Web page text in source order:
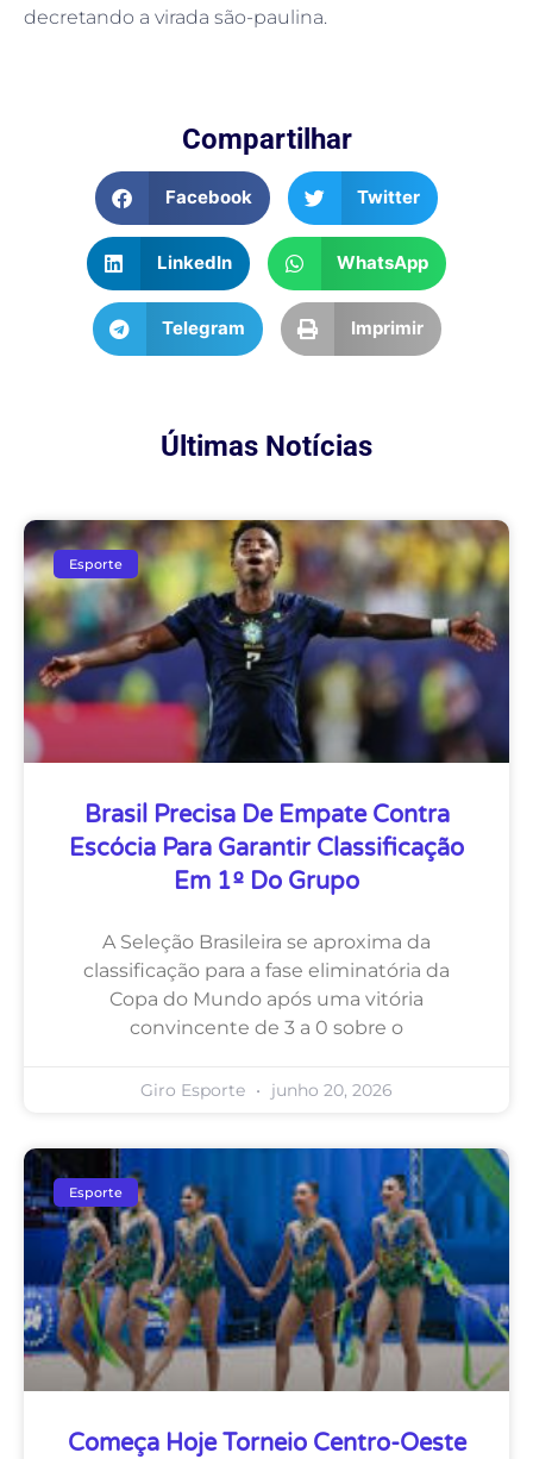
decretando a virada são-paulina.
Compartilhar
Facebook Twitter
LinkedIn WhatsApp
Telegram Imprimir
Últimas Notícias
Esporte
Brasil Precisa De Empate Contra
Escócia Para Garantir Classificação
Em 1º Do Grupo
A Seleção Brasileira se aproxima da
classificação para a fase eliminatória da
Copa do Mundo após uma vitória
convincente de 3 a 0 sobre o
Giro Esporte junho 20, 2026
Esporte
Começa Hoje Torneio Centro-Oeste